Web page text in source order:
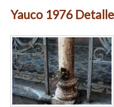
Yauco 1976